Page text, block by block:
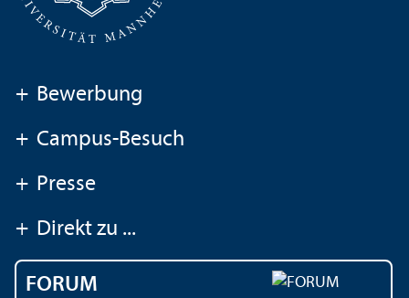
+ Bewerbung
+ Campus-Besuch
+ Presse
+ Direkt zu ...
FORUM